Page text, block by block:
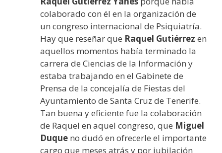
colaborado con él en la organización de
un congreso internacional de Psiquiatría.
Hay que reseñar que Raquel Gutiérrez en
aquellos momentos había terminado la
carrera de Ciencias de la Información y
estaba trabajando en el Gabinete de
Prensa de la concejalía de Fiestas del
Ayuntamiento de Santa Cruz de Tenerife.
Tan buena y eficiente fue la colaboración
de Raquel en aquel congreso, que Miguel
Duque no dudó en ofrecerle el importante
cargo que meses atrás y por jubilación